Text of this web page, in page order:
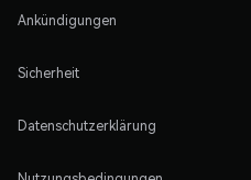
Ankündigungen
Sicherheit
Datenschutzerklärung